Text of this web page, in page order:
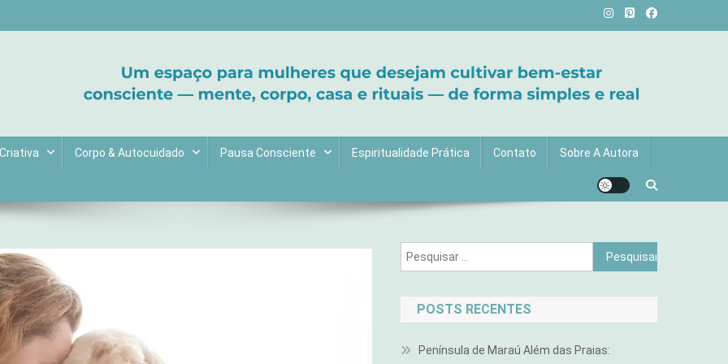
Corpo & Autocuidado Pausa Consciente Espiritualidade Prática Contato Sobre A Autora
Pesquisar
por:
POSTS RECENTES
Península de Maraú Além das Praias: